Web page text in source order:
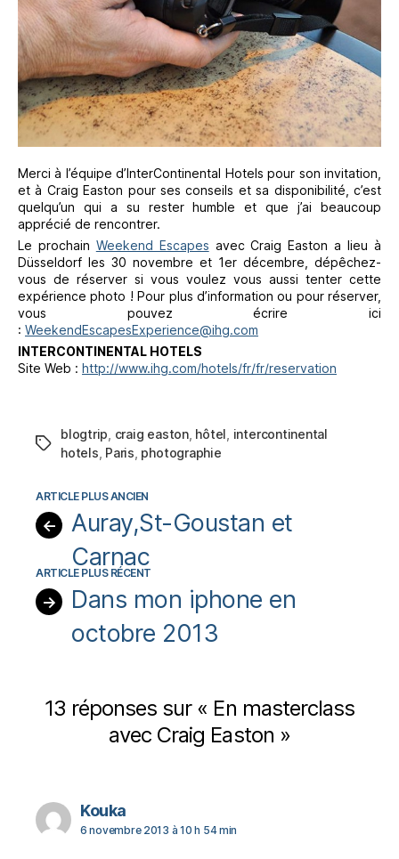
Merci à l’équipe d’InterContinental Hotels pour son invitation,
et à Craig Easton pour ses conseils et sa disponibilité, c’est
quelqu’un qui a su rester humble et que j’ai beaucoup
apprécié de rencontrer.
Le prochain Weekend Escapes avec Craig Easton a lieu à
Düsseldorf les 30 novembre et 1er décembre, dépêchez-
vous de réserver si vous voulez vous aussi tenter cette
expérience photo ! Pour plus d’information ou pour réserver,
vous pouvez écrire ici
: WeekendEscapesExperience@ihg.com
INTERCONTINENTAL HOTELS
Site Web : http://www.ihg.com/hotels/fr/fr/reservation
Étiquettes
blogtrip craig easton, hôtel intercontinental
hotels Paris photographie
←
Auray,St-Goustan et
Carnac
→
Dans mon iphone en
octobre 2013
13 réponses sur « En masterclass
avec Craig Easton »
Koukadit :
6 novembre 2013 à 10 h 54 min